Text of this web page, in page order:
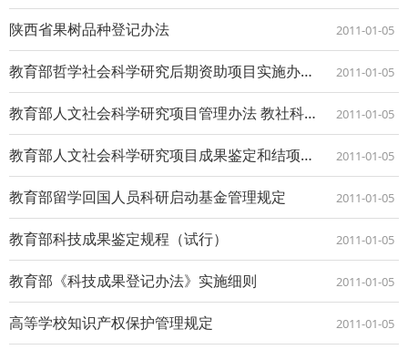
陕西省果树品种登记办法 2011-01-05
教育部哲学社会科学研究后期资助项目实施办法（试行） 教社科【2006】4号 2011-01-05
教育部人文社会科学研究项目管理办法 教社科【2006】2号 2011-01-05
教育部人文社会科学研究项目成果鉴定和结项办法 2011-01-05
教育部留学回国人员科研启动基金管理规定 2011-01-05
教育部科技成果鉴定规程（试行） 2011-01-05
教育部《科技成果登记办法》实施细则 2011-01-05
高等学校知识产权保护管理规定 2011-01-05